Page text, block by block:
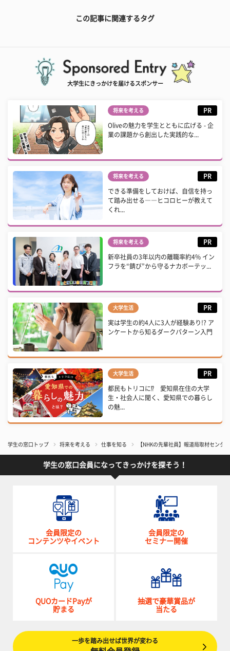
この記事に関連するタグ
大学生にきっかけを届けるスポンサー
将来を考える PR
Oliveの魅力を学生とともに広げる - 企
業の課題から創出した実践的な...
将来を考える PR
できる準備をしておけば、自信を持っ
て踏み出せる――ヒコロヒーが教えて
くれ...
将来を考える PR
新卒社員の3年以内の離職率約4% イン
フラを“錆び”から守るナカボーテッ...
大学生活 PR
実は学生の約4人に3人が経験あり!? ア
ンケートから知るダークパターン入門
大学生活 PR
都民もトリコに⁉ 愛知県在住の大学
生・社会人に聞く、愛知県での暮らし
の魅...
学生の窓口トップ 将来を考える 仕事を知る 【NHKの先輩社員】報道局取材センタ
学生の窓口会員になってきっかけを探そう！
会員限定の
コンテンツやイベント
会員限定の
セミナー開催
QUOカードPayが
貯まる
抽選で豪華賞品が
当たる
一歩を踏み出せば世界が変わる